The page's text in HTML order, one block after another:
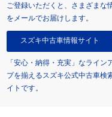
ご登録いただくと、さまざまな
をメールでお届けします。
スズキ中古車情報サイト
「安心・納得・充実」なライン
プを揃えるスズキ公式中古車検
イトです。